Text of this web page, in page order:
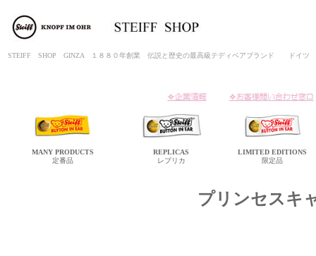
STEIFF SHOP GINZA １８８０年創業 伝説と歴史の最高級テディベアブランド ド
MANY PRODUCTS
定番品
REPLICAS
レプリカ
LIMITED EDITIONS
限定品
プリンセスキ